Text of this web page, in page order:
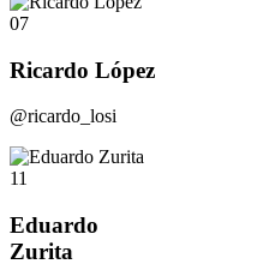
07
Ricardo López
@ricardo_losi
11
Eduardo
Zurita